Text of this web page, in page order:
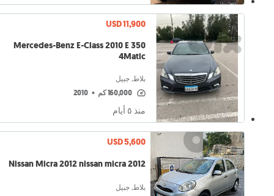
USD 11,900
Mercedes-Benz E-Class 2010 E 350
4Matic
بلاط, جبيل
160,000 كم •
2010
منذ ٥ أيام
USD 5,600
Nissan Micra 2012 nissan micra 2012
بلاط, جبيل